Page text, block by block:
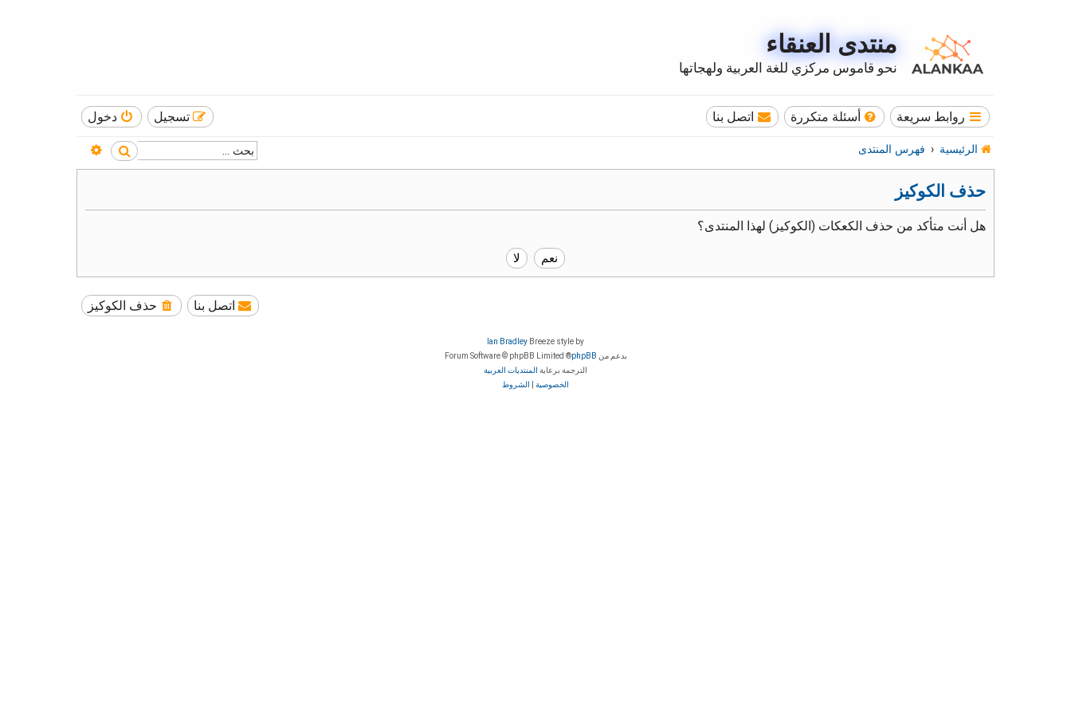
منتدى العنقاء
نحو قاموس مركزي للغة العربية ولهجاتها
روابط سريعة أسئلة متكررة اتصل بنا دخول تسجيل
الرئيسية فهرس المنتدى بحث
حذف الكوكيز
هل أنت متأكد من حذف الكعكات (الكوكيز) لهذا المنتدى؟
حذف الكوكيز اتصل بنا
Breeze style by
Ian Bradley
بدعم من phpBB
® Forum Software © phpBB Limited
الترجمة برعاية المنتديات العربية
الخصوصية
الشروط